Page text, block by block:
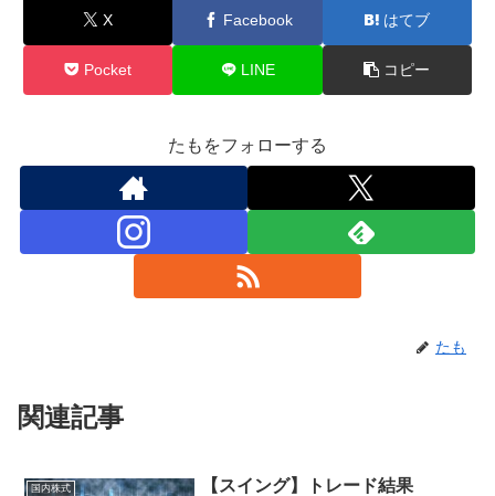
X Facebook はてブ
Pocket LINE コピー
たもをフォローする
たも
関連記事
国内株式
【スイング】トレード結果